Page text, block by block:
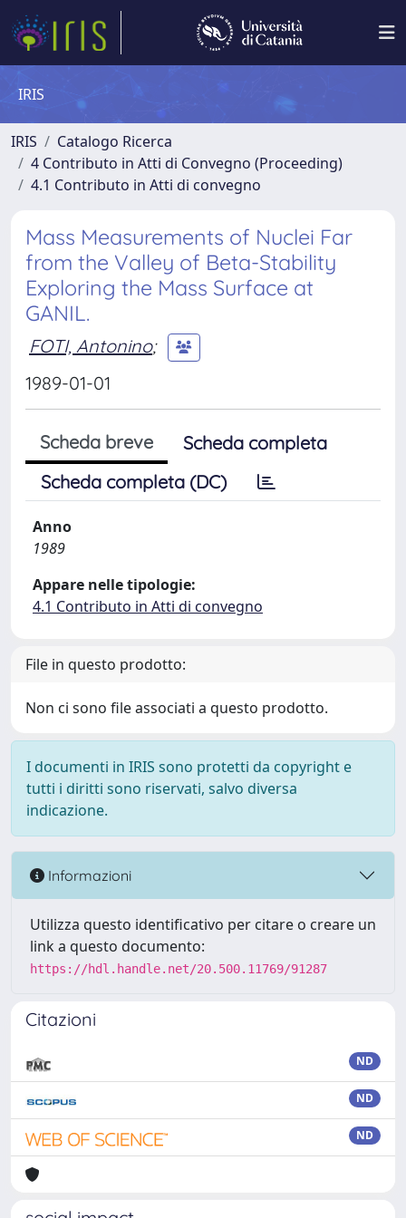
IRIS
IRIS
Catalogo Ricerca
4 Contributo in Atti di Convegno (Proceeding)
4.1 Contributo in Atti di convegno
Mass Measurements of Nuclei Far
from the Valley of Beta-Stability
Exploring the Mass Surface at
GANIL.
FOTI, Antonino;
1989-01-01
Scheda breve
Scheda completa
Scheda completa (DC)
Anno
1989
Appare nelle tipologie:
4.1 Contributo in Atti di convegno
File in questo prodotto:
Non ci sono file associati a questo prodotto.
I documenti in IRIS sono protetti da copyright e
tutti i diritti sono riservati, salvo diversa
indicazione.
Informazioni
Utilizza questo identificativo per citare o creare un
link a questo documento:
https://hdl.handle.net/20.500.11769/91287
Citazioni
ND
ND
ND